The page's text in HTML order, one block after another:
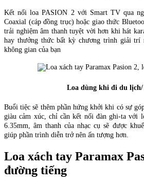
Kết nối loa PASION 2 với Smart TV qua
Coaxial (cáp đồng trục) hoặc giao thức
trải nghiệm âm thanh tuyệt vời hơn khi hát
hay thưởng thức bất kỳ chương trình giải trí
không gian của bạn
Loa dùng khi đi du
Buổi tiệc sẽ thêm phần hứng khởi khi có sự
giàu cảm xúc, chỉ cần kết nối đàn ghi-ta với
6.35mm, âm thanh của nhạc cụ sẽ được
giúp phần trình diễn trở nên ấn tượng hơn.
Loa xách tay Paramax
đường tiếng